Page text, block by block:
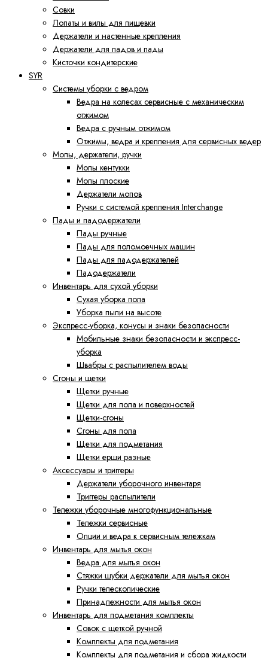
Совки
Лопаты и вилы для пищевки
Держатели и настенные крепления
Держатели для падов и пады
Кисточки кондитерские
SYR
Системы уборки с ведром
Ведра на колесах сервисные с механическим
отжимом
Ведра с ручным отжимом
Отжимы, ведра и крепления для сервисных ведер
Мопы, держатели, ручки
Мопы кентукки
Мопы плоские
Держатели мопов
Ручки с системой крепления Interchange
Пады и падодержатели
Пады ручные
Пады для поломоечных машин
Пады для падодержателей
Падодержатели
Инвентарь для сухой уборки
Сухая уборка пола
Уборка пыли на высоте
Экспресс-уборка, конусы и знаки безопасности
Мобильные знаки безопасности и экспресс-
уборка
Швабры с распылителем воды
Сгоны и щетки
Щетки ручные
Щетки для пола и поверхностей
Щетки-сгоны
Сгоны для пола
Щетки для подметания
Щетки ерши разные
Аксессуары и триггеры
Держатели уборочного инвентаря
Триггеры распылители
Тележки уборочные многофункциональные
Тележки сервисные
Опции и ведра к сервисным тележкам
Инвентарь для мытья окон
Ведра для мытья окон
Cтяжки шубки держатели для мытья окон
Ручки телескопические
Принадлежности для мытья окон
Инвентарь для подметания комплекты
Совок с щеткой ручной
Комплекты для подметания
Комплекты для подметания и сбора жидкости